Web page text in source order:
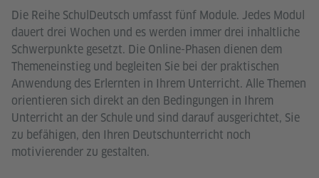
Die Reihe SchulDeutsch umfasst fünf Module. Jedes Modul
dauert drei Wochen und es werden immer drei inhaltliche
Schwerpunkte gesetzt. Die Online-Phasen dienen dem
Themeneinstieg und begleiten Sie bei der praktischen
Anwendung des Erlernten in Ihrem Unterricht. Alle Themen
orientieren sich direkt an den Bedingungen in Ihrem
Unterricht an der Schule und sind darauf ausgerichtet, Sie
zu befähigen, den Ihren Deutschunterricht noch
motivierender zu gestalten.